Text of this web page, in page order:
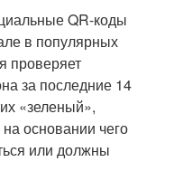
QR-коды
в популярных
проверяет
за последние 14
«зеленый»,
основании чего
или должны